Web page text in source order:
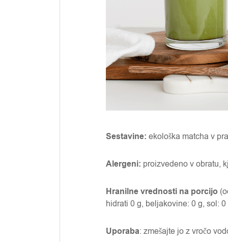
Sestavine: ekološka matcha v
Alergeni: proizvedeno v obratu,
Hranilne vrednosti na porcijo
hidrati 0 g, beljakovine: 0 g, sol: 0
Uporaba: zmešajte jo z vročo